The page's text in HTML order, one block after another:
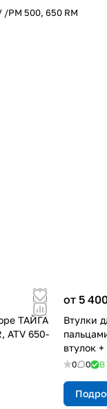
/РМ 500, 650 RM
ТАЙГА
от 5
Втулки
втулок
0 0 В